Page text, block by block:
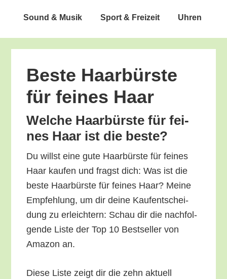
Sound & Musik Sport & Freizeit Uhren
Bes­te Haar­bürs­te
für fei­nes Haar
Wel­che Haar­bürs­te für fei­
nes Haar ist die beste?
Du willst eine gute Haar­bürs­te für fei­nes
Haar kau­fen und fragst dich: Was ist die
bes­te Haar­bürs­te für fei­nes Haar? Mei­ne
Emp­feh­lung, um dir dei­ne Kauf­ent­schei­
dung zu erleich­tern: Schau dir die nach­fol­
gen­de Lis­te der Top 10 Best­sel­ler von
Ama­zon an.
Die­se Lis­te zeigt dir die zehn aktu­ell